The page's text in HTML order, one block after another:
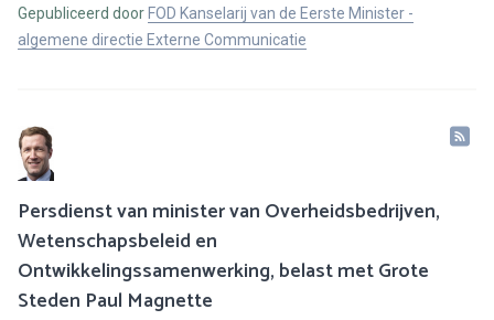
Gepubliceerd door FOD Kanselarij van de Eerste Minister -
algemene directie Externe Communicatie
Persdienst van minister van Overheidsbedrijven,
Wetenschapsbeleid en
Ontwikkelingssamenwerking, belast met Grote
Steden Paul Magnette